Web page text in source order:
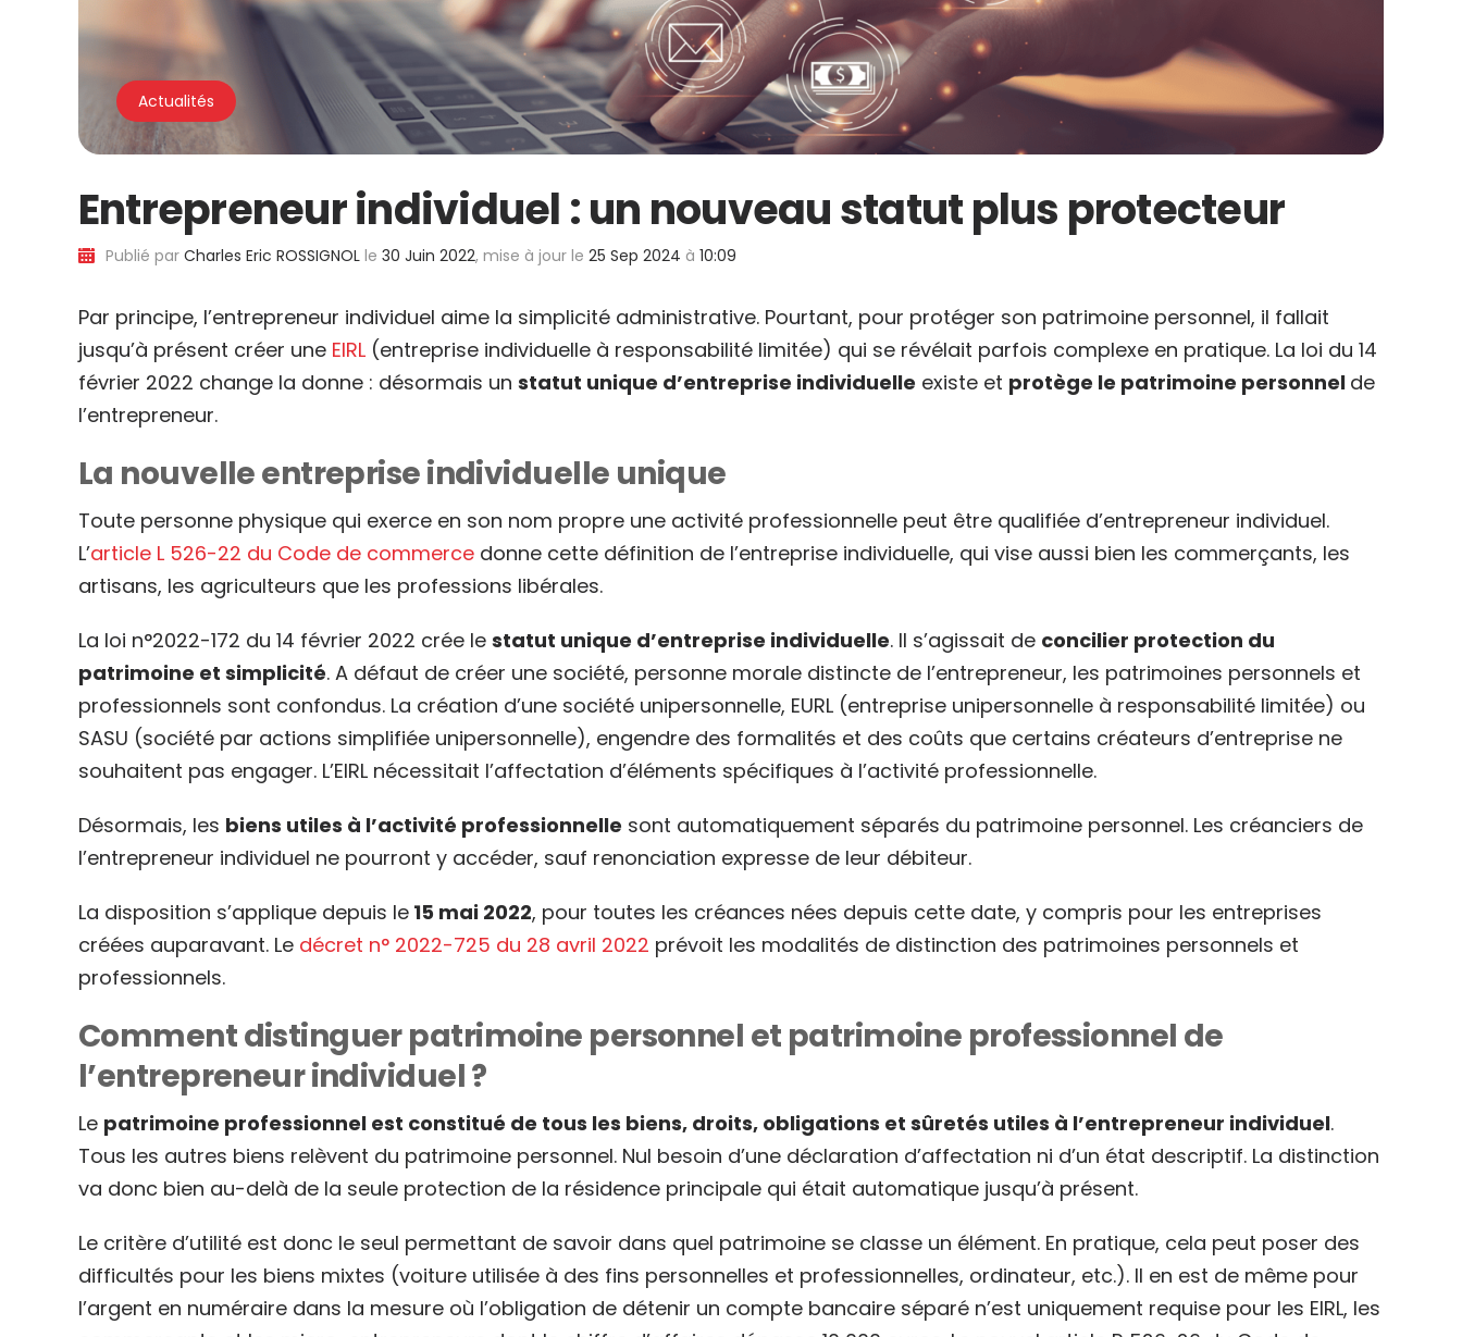
Actualités
Entrepreneur individuel : un nouveau statut plus protecteur
Publié par Charles Eric ROSSIGNOL le 30 Juin 2022, mise à jour le 25 Sep 2024 à 10:09
Par principe, l’entrepreneur individuel aime la simplicité administrative. Pourtant, pour protéger son patrimoine personnel, il fallait
jusqu’à présent créer une EIRL (entreprise individuelle à responsabilité limitée) qui se révélait parfois complexe en pratique. La loi du 14
février 2022 change la donne : désormais un statut unique d’entreprise individuelle existe et protège le patrimoine personnel de
l’entrepreneur.
La nouvelle entreprise individuelle unique
Toute personne physique qui exerce en son nom propre une activité professionnelle peut être qualifiée d’entrepreneur individuel.
L’article L 526-22 du Code de commerce donne cette définition de l’entreprise individuelle, qui vise aussi bien les commerçants, les
artisans, les agriculteurs que les professions libérales.
La loi n°2022-172 du 14 février 2022 crée le statut unique d’entreprise individuelle. Il s’agissait de concilier protection du
patrimoine et simplicité. A défaut de créer une société, personne morale distincte de l’entrepreneur, les patrimoines personnels et
professionnels sont confondus. La création d’une société unipersonnelle, EURL (entreprise unipersonnelle à responsabilité limitée) ou
SASU (société par actions simplifiée unipersonnelle), engendre des formalités et des coûts que certains créateurs d’entreprise ne
souhaitent pas engager. L’EIRL nécessitait l’affectation d’éléments spécifiques à l’activité professionnelle.
Désormais, les biens utiles à l’activité professionnelle sont automatiquement séparés du patrimoine personnel. Les créanciers de
l’entrepreneur individuel ne pourront y accéder, sauf renonciation expresse de leur débiteur.
La disposition s’applique depuis le 15 mai 2022, pour toutes les créances nées depuis cette date, y compris pour les entreprises
créées auparavant. Le décret n° 2022-725 du 28 avril 2022 prévoit les modalités de distinction des patrimoines personnels et
professionnels.
Comment distinguer patrimoine personnel et patrimoine professionnel de
l’entrepreneur individuel ?
Le patrimoine professionnel est constitué de tous les biens, droits, obligations et sûretés utiles à l’entrepreneur individuel.
Tous les autres biens relèvent du patrimoine personnel. Nul besoin d’une déclaration d’affectation ni d’un état descriptif. La distinction
va donc bien au-delà de la seule protection de la résidence principale qui était automatique jusqu’à présent.
Le critère d’utilité est donc le seul permettant de savoir dans quel patrimoine se classe un élément. En pratique, cela peut poser des
difficultés pour les biens mixtes (voiture utilisée à des fins personnelles et professionnelles, ordinateur, etc.). Il en est de même pour
l’argent en numéraire dans la mesure où l’obligation de détenir un compte bancaire séparé n’est uniquement requise pour les EIRL, les